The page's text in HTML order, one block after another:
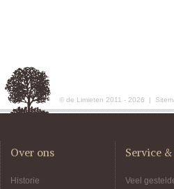
© de Limieten 2011 - 2026 |
Over ons
Historie
Service
Veel